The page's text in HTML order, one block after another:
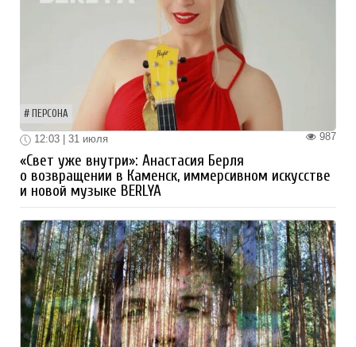
ПЕРСОНА
987
12:03 | 31 июля
«Свет уже внутри»: Анастасия Берля
о возвращении в Каменск, иммерсивном искусстве
и новой музыке BERLYA